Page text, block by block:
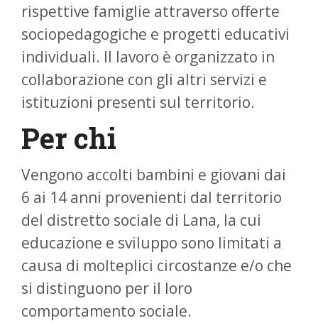
rispettive famiglie attraverso offerte
sociopedagogiche e progetti educativi
individuali. Il lavoro è organizzato in
collaborazione con gli altri servizi e
istituzioni presenti sul territorio.
Per chi
Vengono accolti bambini e giovani dai
6 ai 14 anni provenienti dal territorio
del distretto sociale di Lana, la cui
educazione e sviluppo sono limitati a
causa di molteplici circostanze e/o che
si distinguono per il loro
comportamento sociale.